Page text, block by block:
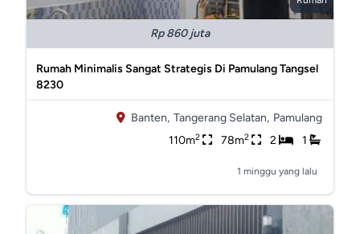
Rp 860 juta
Rumah Minimalis Sangat Strategis Di Pamulang Tangsel
8230
Banten, Tangerang Selatan, Pamulang
110m2 78m2 2 1
1 minggu yang lalu